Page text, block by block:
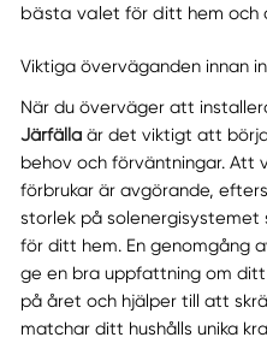
bästa valet för ditt hem och
Viktiga överväganden innan
När du överväger att
Järfällaär det viktigt att
behov och förväntningar. Att
förbrukar är avgörande,
storlek på
för ditt hem. En genomgång
ge en bra uppfattning om
på året och hjälper till att
matchar ditt hushålls unika